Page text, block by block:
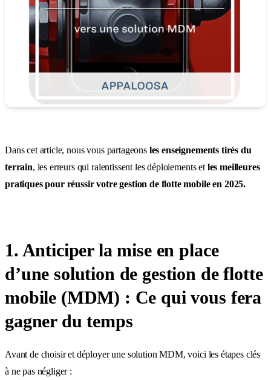
Dans cet article, nous vous partageons les enseignements tirés du
terrain, les erreurs qui ralentissent les déploiements et les meilleures
pratiques pour réussir votre gestion de flotte mobile en 2025.
1. Anticiper la mise en place
d’une solution de gestion de flotte
mobile (MDM) : Ce qui vous fera
gagner du temps
Avant de choisir et déployer une solution MDM, voici les étapes clés
à ne pas négliger :